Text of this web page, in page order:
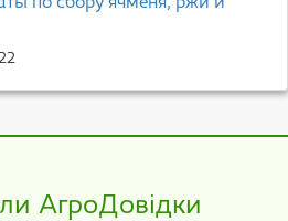
АгроДовідки